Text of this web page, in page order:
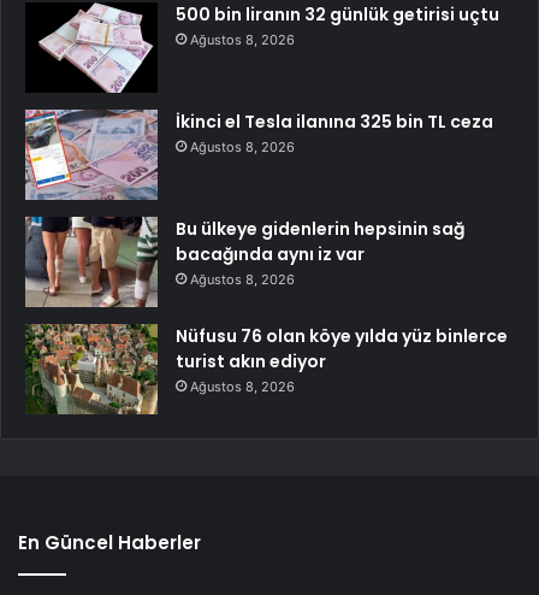
500 bin liranın 32 günlük getirisi uçtu
Ağustos 8, 2026
İkinci el Tesla ilanına 325 bin TL ceza
Ağustos 8, 2026
Bu ülkeye gidenlerin hepsinin sağ
bacağında aynı iz var
Ağustos 8, 2026
Nüfusu 76 olan köye yılda yüz binlerce
turist akın ediyor
Ağustos 8, 2026
En Güncel Haberler